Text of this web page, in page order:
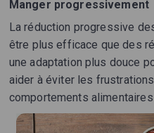
Manger progressivement
La réduction progressive
être plus efficace que des
une adaptation plus douce
aider à éviter les
comportements